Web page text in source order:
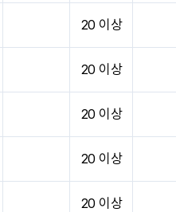
20 이상
20 이상
20 이상
20 이상
20 이상